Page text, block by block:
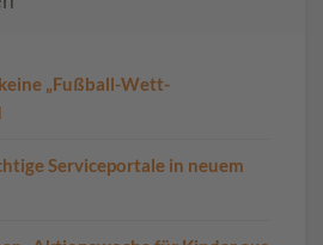
„Fußball-Wett-
Serviceportale in neuem